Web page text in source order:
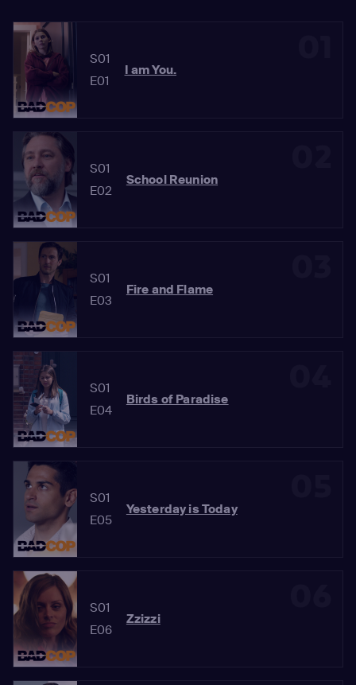
S01
E01
I am You.
S01
E02
School Reunion
S01
E03
Fire and Flame
S01
E04
Birds of Paradise
S01
E05
Yesterday is Today
S01
E06
Zzizzi